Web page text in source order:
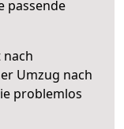
passende
Umzug nach
problemlos